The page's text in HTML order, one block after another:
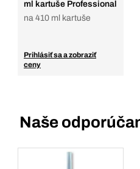
ml kartuše Professional
na 410 ml kartuše
Prihlásiť sa a zobraziť
ceny
Naše